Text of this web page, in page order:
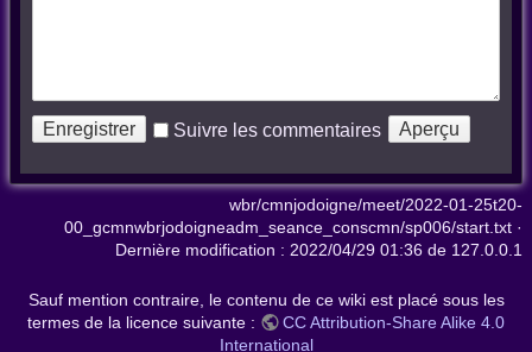
Suivre les commentaires
wbr/cmnjodoigne/meet/2022-01-25t20-
00_gcmnwbrjodoigneadm_seance_conscmn/sp006/start.txt ·
Dernière modification : 2022/04/29 01:36 de 127.0.0.1
Sauf mention contraire, le contenu de ce wiki est placé sous les
termes de la licence suivante :
CC Attribution-Share Alike 4.0
International